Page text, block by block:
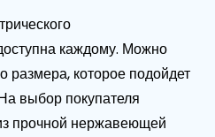
каждому. Можно
размера, которое подойдет
выбор покупателя
прочной нержавеющей